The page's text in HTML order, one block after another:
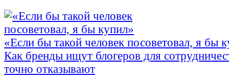
«Если бы такой человек посоветовал, я бы
Как бренды ищут блогеров для
точно отказывают